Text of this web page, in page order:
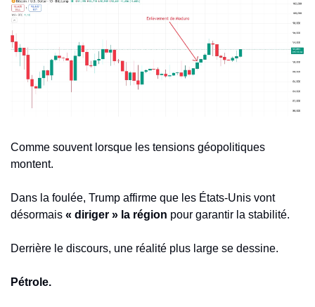
Comme souvent lorsque les tensions géopolitiques
montent.
Dans la foulée, Trump affirme que les États-Unis vont
désormais « diriger » la région pour garantir la stabilité.
Derrière le discours, une réalité plus large se dessine.
Pétrole.